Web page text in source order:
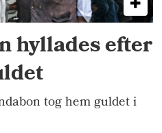
hyllades efter
tog hem guldet i